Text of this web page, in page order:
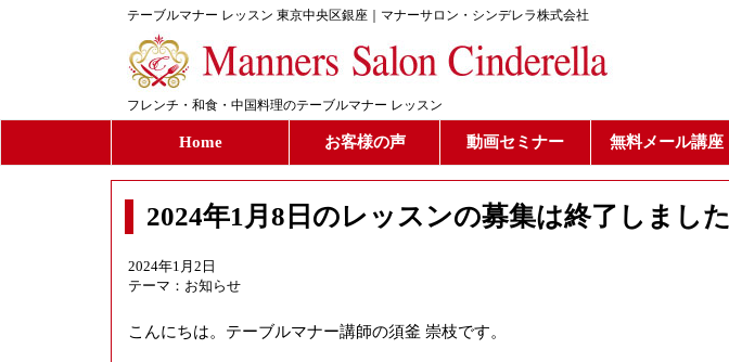
テーブルマナー レッスン 東京中央区銀座｜マナーサロン・シンデレラ株式会社
フレンチ・和食・中国料理のテーブルマナー レッスン
Home お客様の声 動画セミナー 無料メール講座
2024年1月8日のレッスンの募集は終了しました
2024年1月2日
テーマ： お知らせ
こんにちは。テーブルマナー講師の須釜 崇枝です。